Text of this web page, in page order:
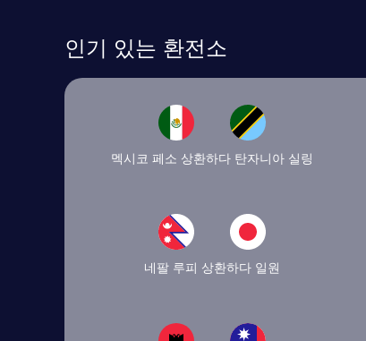
인기 있는 환전소
멕시코 페소 상환하다 탄자니아 실링
네팔 루피 상환하다 일원